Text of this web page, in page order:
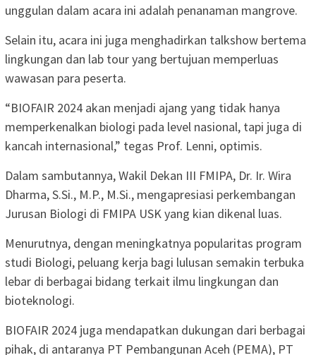
unggulan dalam acara ini adalah penanaman mangrove.
Selain itu, acara ini juga menghadirkan talkshow bertema
lingkungan dan lab tour yang bertujuan memperluas
wawasan para peserta.
“BIOFAIR 2024 akan menjadi ajang yang tidak hanya
memperkenalkan biologi pada level nasional, tapi juga di
kancah internasional,” tegas Prof. Lenni, optimis.
Dalam sambutannya, Wakil Dekan III FMIPA, Dr. Ir. Wira
Dharma, S.Si., M.P., M.Si., mengapresiasi perkembangan
Jurusan Biologi di FMIPA USK yang kian dikenal luas.
Menurutnya, dengan meningkatnya popularitas program
studi Biologi, peluang kerja bagi lulusan semakin terbuka
lebar di berbagai bidang terkait ilmu lingkungan dan
bioteknologi.
BIOFAIR 2024 juga mendapatkan dukungan dari berbagai
pihak, di antaranya PT Pembangunan Aceh (PEMA), PT